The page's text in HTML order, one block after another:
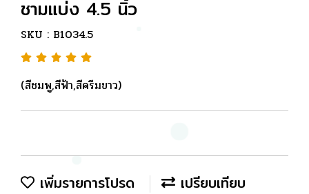
ชามแบ่ง 4.5 นิ้ว
SKU : B1034.5
(สีชมพู,สีฟ้า,สีครีมขาว)
เพิ่มรายการโปรด เปรียบเทียบ